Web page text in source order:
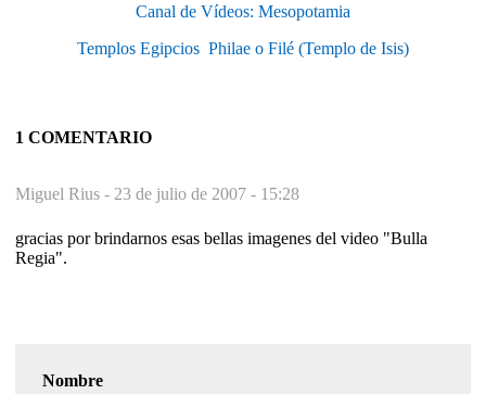
Canal de Vídeos: Mesopotamia
Templos Egipcios  Philae o Filé (Templo de Isis)
1 COMENTARIO
Miguel Rius - 23 de julio de 2007 - 15:28
gracias por brindarnos esas bellas imagenes del video "Bulla
Regia".
Nombre